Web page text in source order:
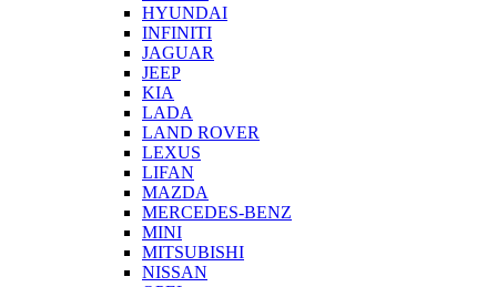
HYUNDAI
INFINITI
JAGUAR
JEEP
KIA
LADA
LAND ROVER
LEXUS
LIFAN
MAZDA
MERCEDES-BENZ
MINI
MITSUBISHI
NISSAN